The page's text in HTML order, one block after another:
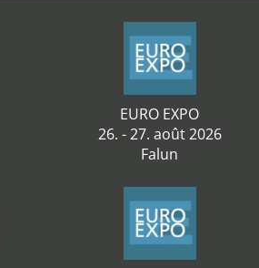
EURO EXPO
26. - 27. août 2026
Falun